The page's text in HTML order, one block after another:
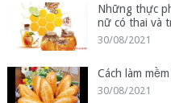
Những thực
nữ có thai và
30/08/2021
Cách làm
30/08/2021